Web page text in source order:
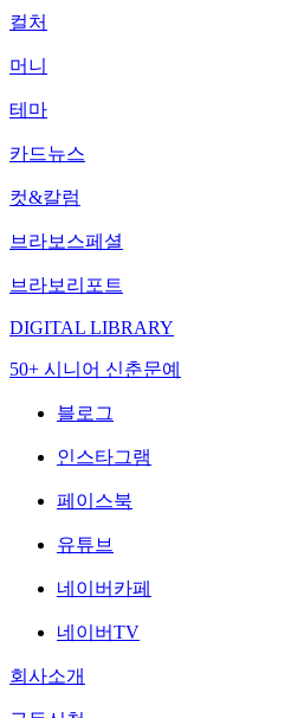
컬처
머니
테마
카드뉴스
컷&칼럼
브라보스페셜
브라보리포트
DIGITAL LIBRARY
50+ 시니어 신춘문예
블로그
인스타그램
페이스북
유튜브
네이버카페
네이버TV
회사소개